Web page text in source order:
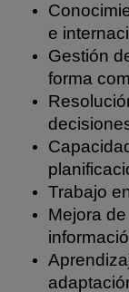
e
Gestión
forma
Trabajo
Mejora